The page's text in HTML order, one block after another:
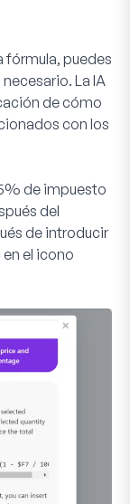
fórmula, puedes
La IA
de cómo
con los
de impuesto
del
de introducir
el icono